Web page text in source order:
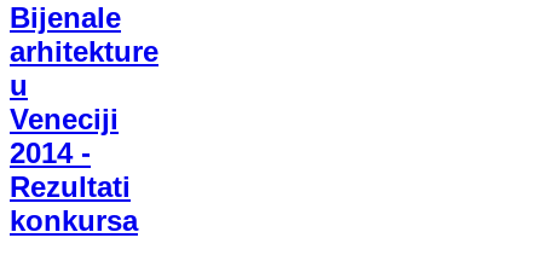
Bijenale
arhitekture
u
Veneciji
2014 -
Rezultati
konkursa